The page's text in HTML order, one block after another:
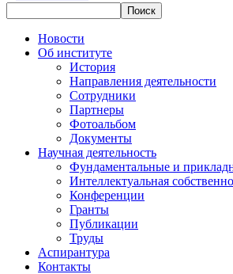
Новости
Об институте
История
Направления деятельности
Сотрудники
Партнеры
Фотоальбом
Документы
Научная деятельность
Фундаментальные и
Интеллектуальная
Конференции
Гранты
Публикации
Труды
Аспирантура
Контакты